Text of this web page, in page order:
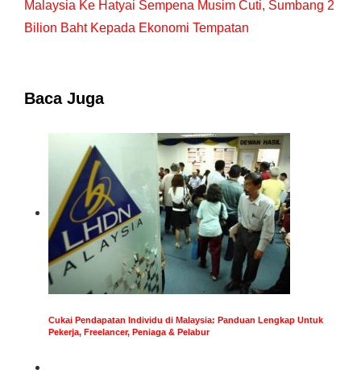
Malaysia Ke Hatyai Sempena Musim Cuti, Sumbang 2
Bilion Baht Kepada Ekonomi Tempatan
Baca Juga
Cukai Pendapatan Individu di Malaysia: Panduan Lengkap Untuk
Pekerja, Freelancer, Peniaga & Pelabur